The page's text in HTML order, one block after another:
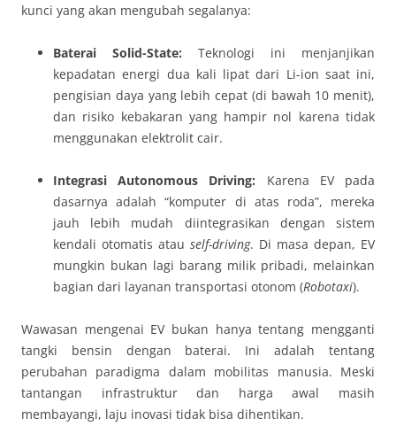
kunci yang akan mengubah segalanya:
Baterai Solid-State: Teknologi ini menjanjikan
kepadatan energi dua kali lipat dari Li-ion saat ini,
pengisian daya yang lebih cepat (di bawah 10 menit),
dan risiko kebakaran yang hampir nol karena tidak
menggunakan elektrolit cair.
Integrasi Autonomous Driving: Karena EV pada
dasarnya adalah “komputer di atas roda”, mereka
jauh lebih mudah diintegrasikan dengan sistem
kendali otomatis atau self-driving. Di masa depan, EV
mungkin bukan lagi barang milik pribadi, melainkan
bagian dari layanan transportasi otonom (Robotaxi).
Wawasan mengenai EV bukan hanya tentang mengganti
tangki bensin dengan baterai. Ini adalah tentang
perubahan paradigma dalam mobilitas manusia. Meski
tantangan infrastruktur dan harga awal masih
membayangi, laju inovasi tidak bisa dihentikan.